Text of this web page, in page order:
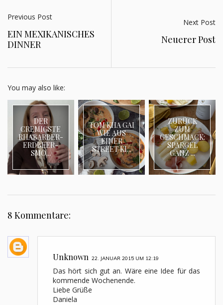
Previous Post
EIN MEXIKANISCHES
DINNER
Next Post
Neuerer Post
You may also like:
DER
CREMIGSTE
RHABARBER-
ERDBEER-
SMO...
TOM KHA GAI
WIE AUS
EINER
STREET KI...
ZURÜCK
ZUM
GESCHMACK:
SPARGEL
GANZ ...
8 Kommentare:
Unknown 22. JANUAR 2015 UM 12:19
Das hört sich gut an. Wäre eine Idee für das
kommende Wochenende.
Liebe Grüße
Daniela